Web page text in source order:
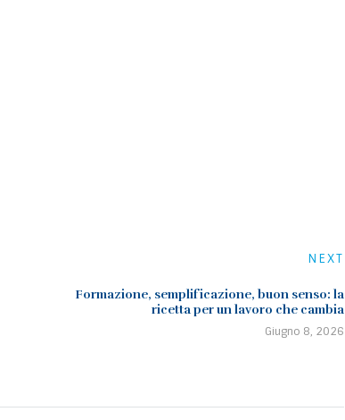
NEXT
Formazione, semplificazione, buon senso: la
ricetta per un lavoro che cambia
Giugno 8, 2026